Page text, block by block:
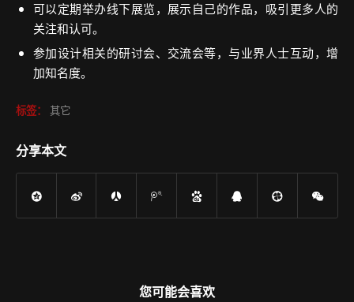
可以定期举办线下展览，展示自己的作品，吸引更多人的
关注和认可。
参加设计相关的研讨会、交流会等，与业界人士互动，增
加知名度。
标签： 其它
分享本文
您可能会喜欢